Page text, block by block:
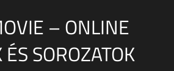
– ONLINE
SOROZATOK